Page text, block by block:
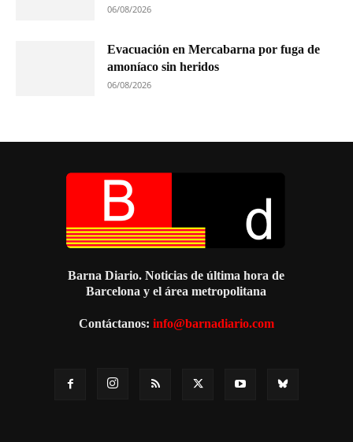
06/08/2026
Evacuación en Mercabarna por fuga de
amoníaco sin heridos
06/08/2026
Barna Diario. Noticias de última hora de
Barcelona y el área metropolitana
Contáctanos: info@barnadiario.com